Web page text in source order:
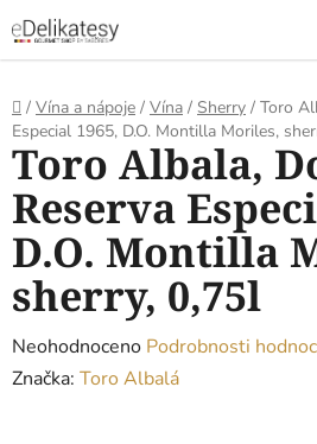
na
obsah
Domů
/ Vína a nápoje / Vína / Sherry / Toro
Especial 1965, D.O. Montilla Moriles,
Toro Albala,
Reserva
D.O. Montilla
sherry, 0,75l
Průměrné
hodnocení
Neohodnoceno Podrobnosti
Značka: Toro Albalá